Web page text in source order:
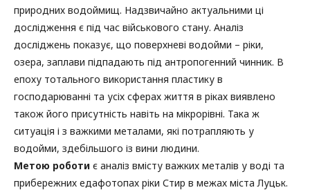
природних водоймищ. Надзвичайно актуальними ці
дослідження є під час військового стану. Аналіз
досліджень показує, що поверхневі водойми – ріки,
озера, заплави підпадають під антропогенний чинник. В
епоху тотального використання пластику в
господарюванні та усіх сферах життя в ріках виявлено
також його присутність навіть на мікрорівні. Така ж
ситуація і з важкими металами, які потрапляють у
водойми, здебільшого із вини людини.
Метою роботи є аналіз вмісту важких металів у воді та
прибережних едафотопах ріки Стир в межах міста Луцьк.